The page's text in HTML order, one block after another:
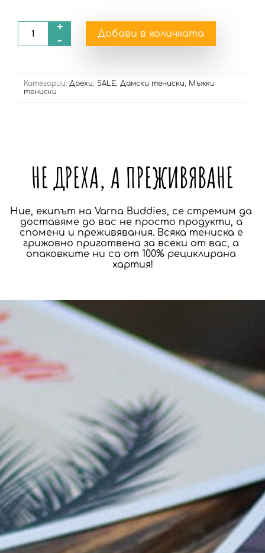
+
-
Добави в количката
Категории: Дрехи, SALE, Дамски тениски, Мъжки
тениски
НЕ ДРЕХА, А ПРЕЖИВЯВАНЕ
Ние, екипът на Varna Buddies, се стремим да
доставяме до вас не просто продукти, а
спомени и преживявания. Всяка тениска е
грижовно приготвена за всеки от вас, а
опаковките ни са от 100% рециклирана
хартия!